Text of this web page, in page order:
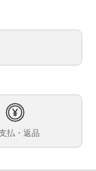
は調整不可・メー
払・返品